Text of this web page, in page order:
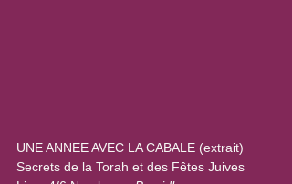
UNE ANNEE AVEC LA CABALE (extrait)
Secrets de la Torah et des Fêtes Juives